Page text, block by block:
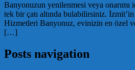
Banyonuzun yenilenmesi veya onarımı
tek bir çatı altında bulabilirsiniz.
Hizmetleri Banyonuz, evinizin en özel
[…]
Posts navigation